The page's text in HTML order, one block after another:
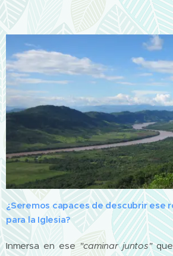
¿Seremos capaces de descubrir ese
para la Iglesia?
Inmersa en ese"caminar juntos"que